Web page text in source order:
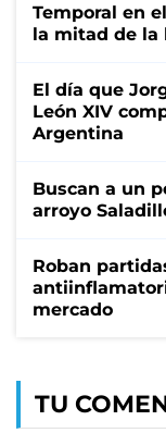
Temporal en
la mitad de la
El día que
León XIV
Argentina
Buscan a un
arroyo
Roban
mercado
TU